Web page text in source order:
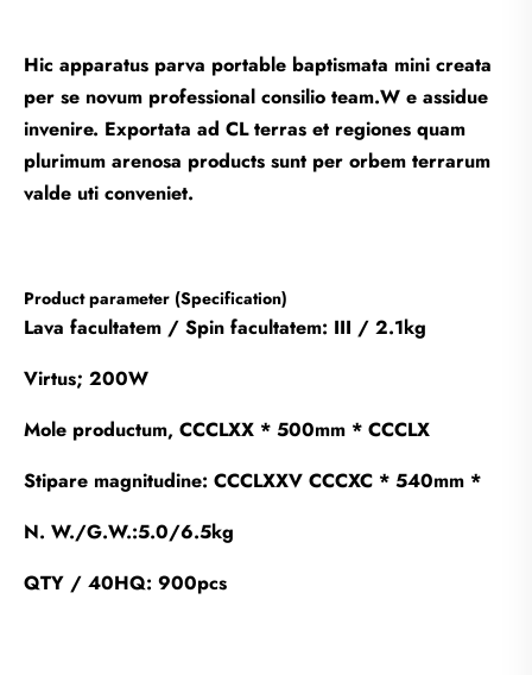
Hic apparatus parva portable baptismata mini creata
per se novum professional consilio team.W e assidue
invenire. Exportata ad CL terras et regiones quam
plurimum arenosa products sunt per orbem terrarum
valde uti conveniet.
Product parameter (Specification)
Lava facultatem / Spin facultatem: III / 2.1kg
Virtus; 200W
Mole productum, CCCLXX * 500mm * CCCLX
Stipare magnitudine: CCCLXXV CCCXC * 540mm *
N. W./G.W.:5.0/6.5kg
QTY / 40HQ: 900pcs